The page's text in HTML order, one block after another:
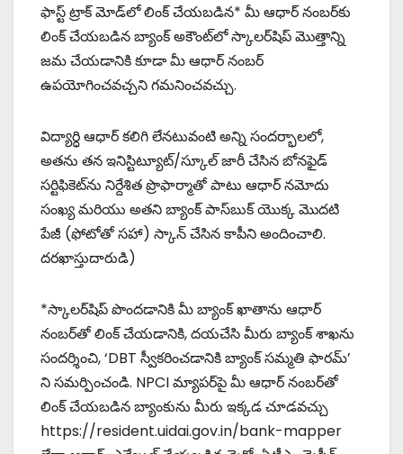
ఫాస్ట్ ట్రాక్ మోడ్‌లో లింక్ చేయబడిన* మీ ఆధార్ నంబర్‌కు
లింక్ చేయబడిన బ్యాంక్ అకౌంట్‌లో స్కాలర్‌షిప్ మొత్తాన్ని
జమ చేయడానికి కూడా మీ ఆధార్ నంబర్
ఉపయోగించవచ్చని గమనించవచ్చు.
విద్యార్ధి ఆధార్ కలిగి లేనటువంటి అన్ని సందర్భాలలో,
అతను తన ఇనిస్టిట్యూట్/స్కూల్ జారీ చేసిన బోనఫైడ్
సర్టిఫికెట్‌ను నిర్దేశిత ప్రొఫార్మాతో పాటు ఆధార్ నమోదు
సంఖ్య మరియు అతని బ్యాంక్ పాస్‌బుక్ యొక్క మొదటి
పేజీ (ఫోటోతో సహా) స్కాన్ చేసిన కాపీని అందించాలి.
దరఖాస్తుదారుడి)
*స్కాలర్‌షిప్ పొందడానికి మీ బ్యాంక్ ఖాతాను ఆధార్
నంబర్‌తో లింక్ చేయడానికి, దయచేసి మీరు బ్యాంక్ శాఖను
సందర్శించి, ‘DBT స్వీకరించడానికి బ్యాంక్ సమ్మతి ఫారమ్’
ని సమర్పించండి. NPCI మ్యాపర్‌పై మీ ఆధార్ నంబర్‌తో
లింక్ చేయబడిన బ్యాంకును మీరు ఇక్కడ చూడవచ్చు
https://resident.uidai.gov.in/bank-mapper